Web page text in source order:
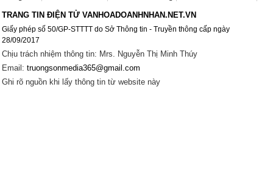
TRANG TIN ĐIỆN TỬ VANHOADOANHNHAN.NET.VN
Giấy phép số 50/GP-STTTT do Sở Thông tin - Truyền thông cấp ngày
28/09/2017
Chịu trách nhiệm thông tin: Mrs. Nguyễn Thị Minh Thúy
Email: truongsonmedia365@gmail.com
Ghi rõ nguồn khi lấy thông tin từ website này